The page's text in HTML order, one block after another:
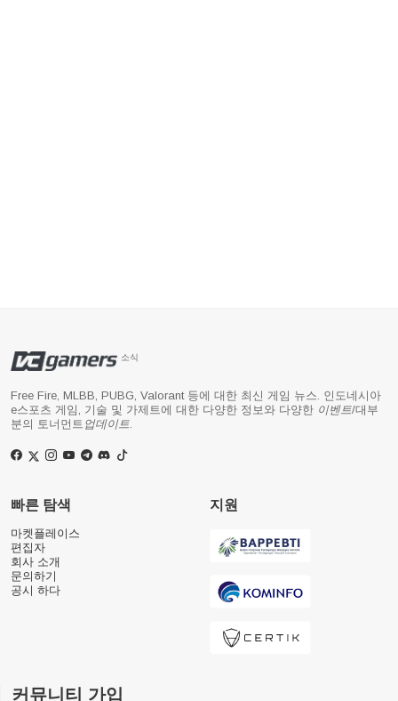
소식
Free Fire, MLBB, PUBG, Valorant 등에 대한 최신 게임 뉴스. 인도네시아
e스포츠 게임, 기술 및 가제트에 대한 다양한 정보와 다양한 이벤트/대부
분의 토너먼트 업데이트
빠른 탐색
마켓플레이스
편집자
회사 소개
문의하기
공시 하다
지원
커뮤니티 가입